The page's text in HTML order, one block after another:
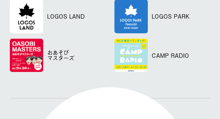
LOGOS LAND LOGOS PARK
おあそび
マスターズ CAMP RADIO